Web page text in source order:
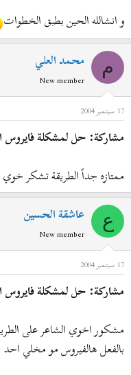
و انشالله الحين بطبق الخطوات
م محمد العلي
New member
17 سبتمبر 2004
مشاركة: حل لمشكلة فايروس
ممتازه جداً الطريقة تشكر خوي
ع عاشقة الحسين
New member
17 سبتمبر 2004
مشاركة: حل لمشكلة فايروس
مشكور اخوي الشاعر على
بالفعل هالفيروس مو مخلي احد